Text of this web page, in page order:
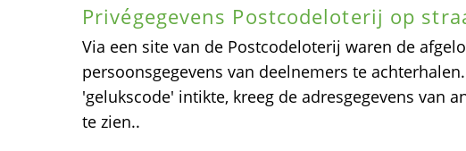
Privégegevens Postcodeloterij op
Via een site van de Postcodeloterij waren de
persoonsgegevens van deelnemers te
'gelukscode' intikte, kreeg de adresgegevens van
te zien..